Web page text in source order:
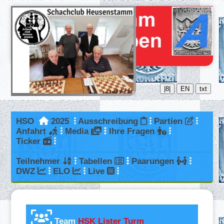
|8| EN txt
HSO 2025 Ausschreibung
Partien
Anfahrt
Media
Ihre Fragen
Ticker
Teilnehmer Tabellen
Paarungen
DWZ
ELO Live
Team HSK Lister Turm